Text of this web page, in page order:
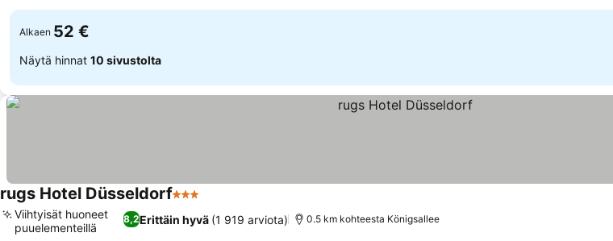
Alkaen 52 €
Näytä hinnat 10 sivustolta
rugs Hotel Düsseldorf3 Tähtiluokitus
8,2Erittäin hyvä (1 919 arviota)
Viihtyisät huoneet
puuelementeillä
0.5 km kohteesta Königsallee